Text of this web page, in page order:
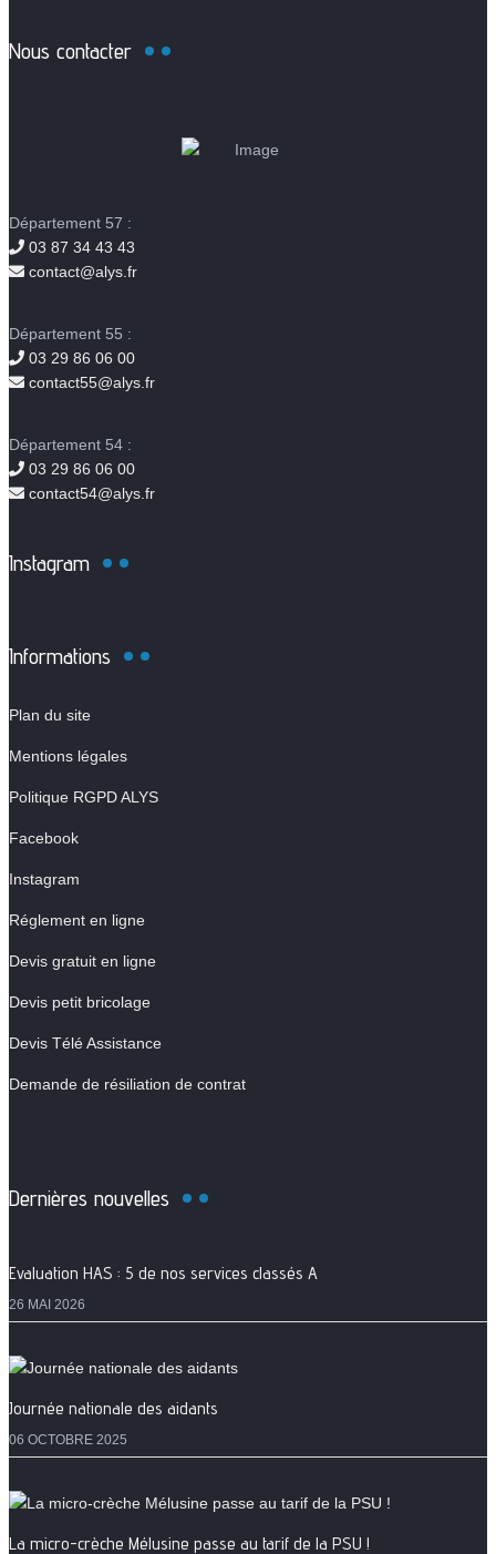
Nous contacter
Département 57 :
03 87 34 43 43
contact@alys.fr
Département 55 :
03 29 86 06 00
contact55@alys.fr
Département 54 :
03 29 86 06 00
contact54@alys.fr
Instagram
Informations
Plan du site
Mentions légales
Politique RGPD ALYS
Facebook
Instagram
Réglement en ligne
Devis gratuit en ligne
Devis petit bricolage
Devis Télé Assistance
Demande de résiliation de contrat
Dernières nouvelles
Evaluation HAS : 5 de nos services classés A
26 MAI 2026
Journée nationale des aidants
06 OCTOBRE 2025
La micro-crèche Mélusine passe au tarif de la PSU !